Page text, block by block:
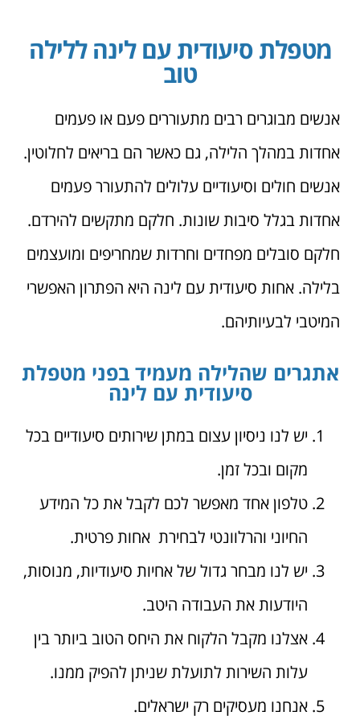
מטפלת סיעודית עם לינה ללילה
טוב
אנשים מבוגרים רבים מתעוררים פעם או פעמים
אחדות במהלך הלילה, גם כאשר הם בריאים לחלוטין.
אנשים חולים וסיעודיים עלולים להתעורר פעמים
אחדות בגלל סיבות שונות. חלקם מתקשים להירדם.
חלקם סובלים מפחדים וחרדות שמחריפים ומועצמים
בלילה. אחות סיעודית עם לינה היא הפתרון האפשרי
המיטבי לבעיותיהם.
אתגרים שהלילה מעמיד בפני מטפלת
סיעודית עם לינה
יש לנו ניסיון עצום במתן שירותים סיעודיים בכל
מקום ובכל זמן.
טלפון אחד מאפשר לכם לקבל את כל המידע
החיוני והרלוונטי לבחירת אחות פרטית.
יש לנו מבחר גדול של אחיות סיעודיות, מנוסות,
היודעות את העבודה היטב.
אצלנו מקבל הלקוח את היחס הטוב ביותר בין
עלות השירות לתועלת שניתן להפיק ממנו.
אנחנו מעסיקים רק ישראלים.